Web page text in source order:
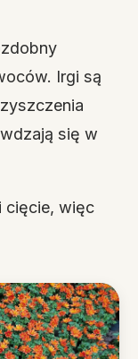
Irgi są
się w
cięcie, więc